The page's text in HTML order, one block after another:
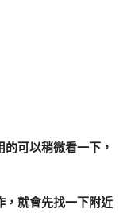
可以稍微看一下，
，就會先找一下附近